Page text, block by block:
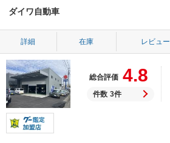
ダイワ自動車
詳細 在庫 レビュー
総合評価 4.8
件数 3件